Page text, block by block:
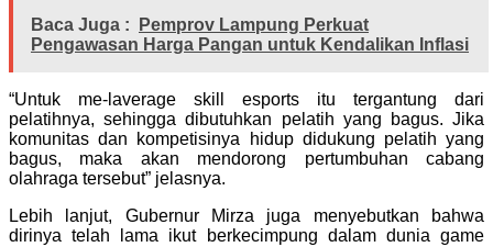
Baca Juga :
Pemprov Lampung Perkuat
Pengawasan Harga Pangan untuk Kendalikan Inflasi
“Untuk me-laverage skill esports itu tergantung dari
pelatihnya, sehingga dibutuhkan pelatih yang bagus. Jika
komunitas dan kompetisinya hidup didukung pelatih yang
bagus, maka akan mendorong pertumbuhan cabang
olahraga tersebut” jelasnya.
Lebih lanjut, Gubernur Mirza juga menyebutkan bahwa
dirinya telah lama ikut berkecimpung dalam dunia game